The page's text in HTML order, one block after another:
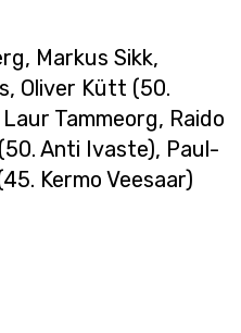
Markus Sikk,
Oliver Kütt (50.
Tammeorg, Raido
Anti Ivaste), Paul-
Kermo Veesaar)